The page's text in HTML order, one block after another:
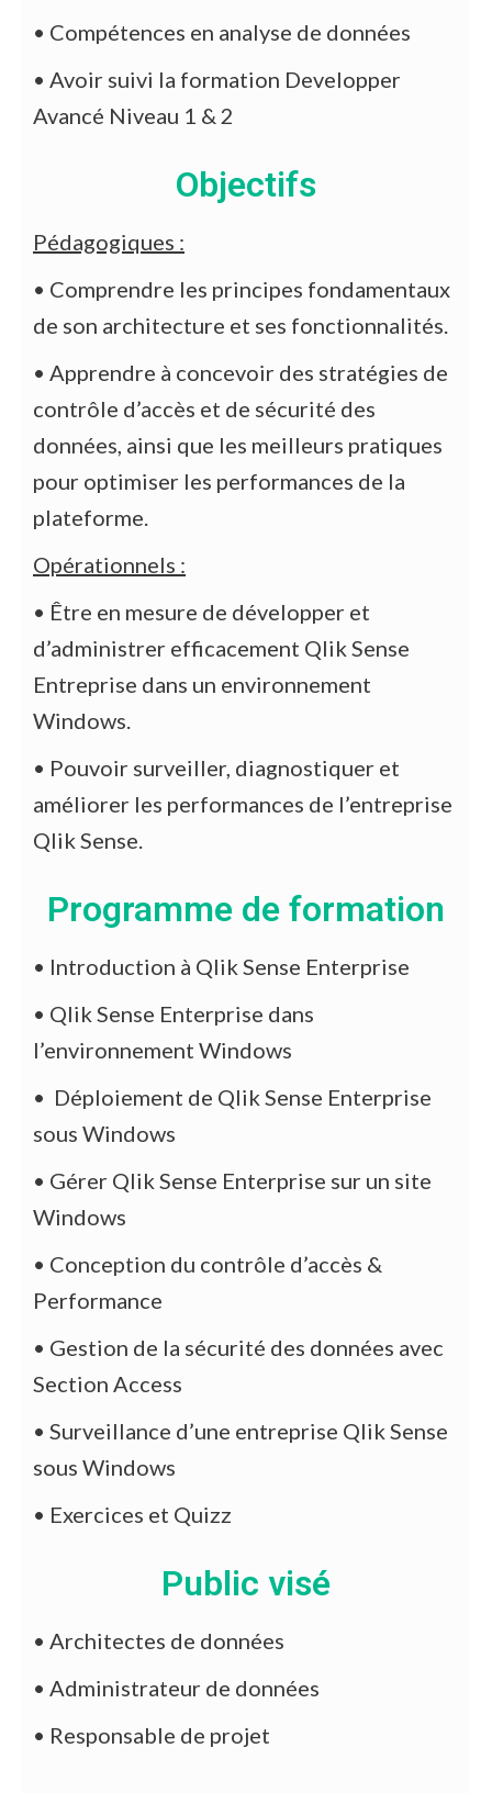
• Compétences en analyse de données
• Avoir suivi la formation Developper
Avancé Niveau 1 & 2
Objectifs
Pédagogiques :
• Comprendre les principes fondamentaux
de son architecture et ses fonctionnalités.
• Apprendre à concevoir des stratégies de
contrôle d’accès et de sécurité des
données, ainsi que les meilleurs pratiques
pour optimiser les performances de la
plateforme.
Opérationnels :
• Être en mesure de développer et
d’administrer efficacement Qlik Sense
Entreprise dans un environnement
Windows.
• Pouvoir surveiller, diagnostiquer et
améliorer les performances de l’entreprise
Qlik Sense.
Programme de formation
• Introduction à Qlik Sense Enterprise
• Qlik Sense Enterprise dans
l’environnement Windows
• Déploiement de Qlik Sense Enterprise
sous Windows
• Gérer Qlik Sense Enterprise sur un site
Windows
• Conception du contrôle d’accès &
Performance
• Gestion de la sécurité des données avec
Section Access
• Surveillance d’une entreprise Qlik Sense
sous Windows
• Exercices et Quizz
Public visé
• Architectes de données
• Administrateur de données
• Responsable de projet